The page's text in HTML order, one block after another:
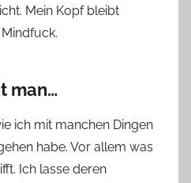
Mein Kopf bleibt
man…
ich mit manchen Dingen
habe. Vor allem was
Ich lasse deren